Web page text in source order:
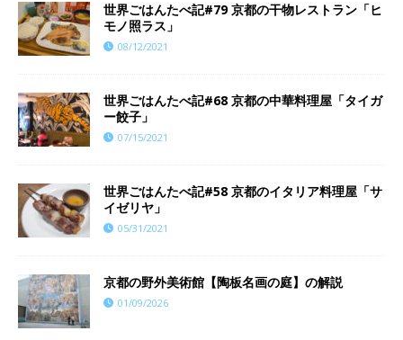
世界ごはんたべ記#79 京都の干物レストラン「ヒ
モノ照ラス」
08/12/2021
世界ごはんたべ記#68 京都の中華料理屋「タイガ
ー餃子」
07/15/2021
世界ごはんたべ記#58 京都のイタリア料理屋「サ
イゼリヤ」
05/31/2021
京都の野外美術館【陶板名画の庭】の解説
01/09/2026